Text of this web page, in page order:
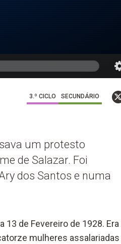
3.º CICLO SECUNDÁRIO
um protesto
de Salazar. Foi
dos Santos e numa
13 de Fevereiro de 1928. Era
mulheres assalariadas